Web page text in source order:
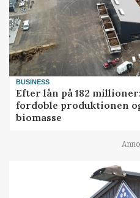
BUSINESS
Efter lån på 182
fordoble produktionen
biomasse